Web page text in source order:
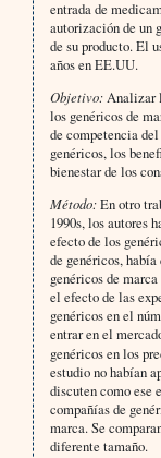
entrada de
autorización de un
de su producto. El
años en EE.UU.
Objetivo:Analizar
los genéricos de
de competencia
genéricos, los
bienestar de los
Método:En otro
1990s, los autores
efecto de los
de genéricos,
genéricos de
el efecto de las
genéricos en el
entrar en el
genéricos en los
estudio no habían
discuten como ese
compañías de
marca. Se
diferente tamaño.